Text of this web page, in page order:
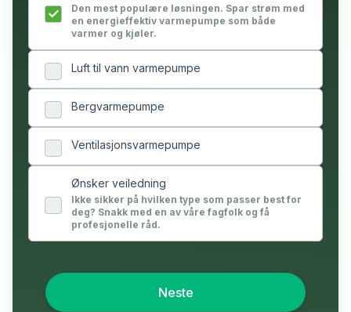
Den mest populære løsningen. Spar strøm med
en energieffektiv varmepumpe som både
varmer og kjøler.
Luft til vann varmepumpe
Bergvarmepumpe
Ventilasjonsvarmepumpe
Ønsker veiledning
Ikke sikker på hvilken type som passer best for
deg? Snakk med en av våre fagfolk og få
profesjonelle råd.
Neste